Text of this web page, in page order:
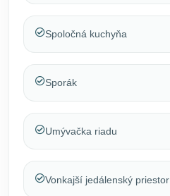
Spoločná kuchyňa
Sporák
Umývačka riadu
Vonkajší jedálenský priestor